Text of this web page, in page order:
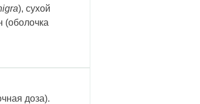
), сухой
(оболочка
доза).